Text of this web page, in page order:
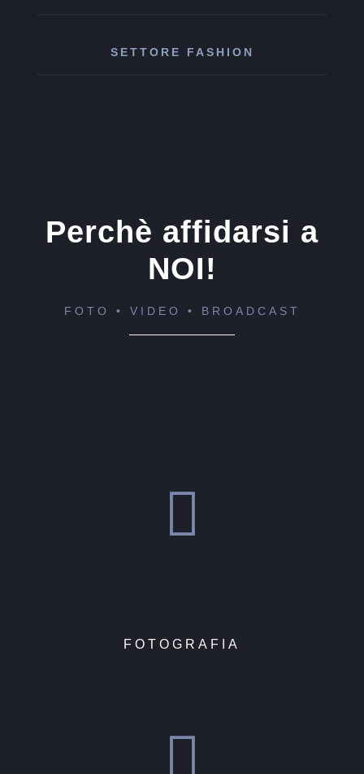
SETTORE FASHION
Perchè affidarsi a
NOI!
FOTO • VIDEO • BROADCAST
FOTOGRAFIA